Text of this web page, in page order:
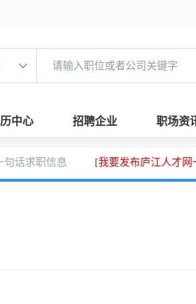
中心 招聘企业 职场资
句话求职信息 [我要发布庐江人才网